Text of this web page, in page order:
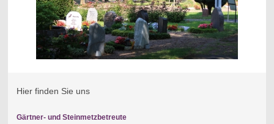
Hier finden Sie uns
Gärtner- und Steinmetzbetreute